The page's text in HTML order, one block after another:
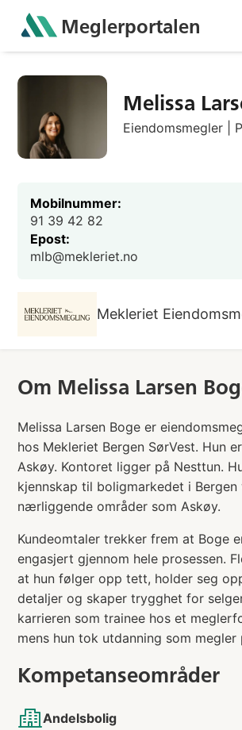
Meglerportalen
Melissa
Eiendomsmegler |
Mobilnummer:
91 39 42 82
Epost:
mlb@mekleriet.no
Mekleriet
Om Melissa Larsen
Melissa Larsen Boge er
hos Mekleriet Bergen SørVest. Hun
Askøy. Kontoret ligger på Nesttun.
kjennskap til boligmarkedet i Bergen
nærliggende områder som Askøy.
Kundeomtaler trekker frem at Boge
engasjert gjennom hele prosessen.
at hun følger opp tett, holder seg
detaljer og skaper trygghet for
karrieren som trainee hos et
mens hun tok utdanning som megler
Kompetanseområder
Andelsbolig